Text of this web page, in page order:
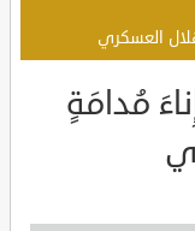
العسكري
مُدامَةٍ